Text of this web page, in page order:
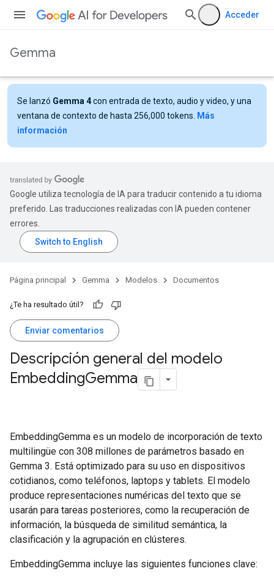
Acceder
Gemma
Se lanzó Gemma 4con entrada de texto, audio y video, y una
ventana de contexto de hasta 256,000 tokens.
Más
información
Google utiliza tecnología de IA para traducir contenido a tu idioma
preferido. Las traducciones realizadas con IA pueden contener
errores.
Página principal Gemma Modelos Documentos
¿Te ha resultado útil?
Enviar comentarios
Descripción general del modelo
EmbeddingGemma
EmbeddingGemma es un modelo de incorporación de texto
multilingüe con 308 millones de parámetros basado en
Gemma 3. Está optimizado para su uso en dispositivos
cotidianos, como teléfonos, laptops y tablets. El modelo
produce representaciones numéricas del texto que se
usarán para tareas posteriores, como la recuperación de
información, la búsqueda de similitud semántica, la
clasificación y la agrupación en clústeres.
EmbeddingGemma incluye las siguientes funciones clave: